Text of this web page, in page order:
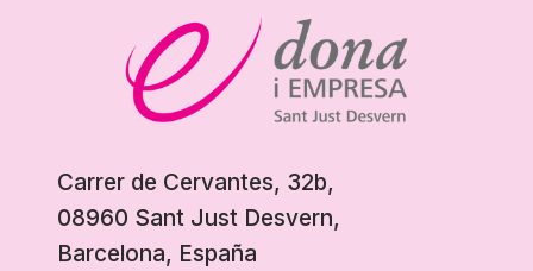
Carrer de Cervantes, 32b,
08960 Sant Just Desvern,
Barcelona, España